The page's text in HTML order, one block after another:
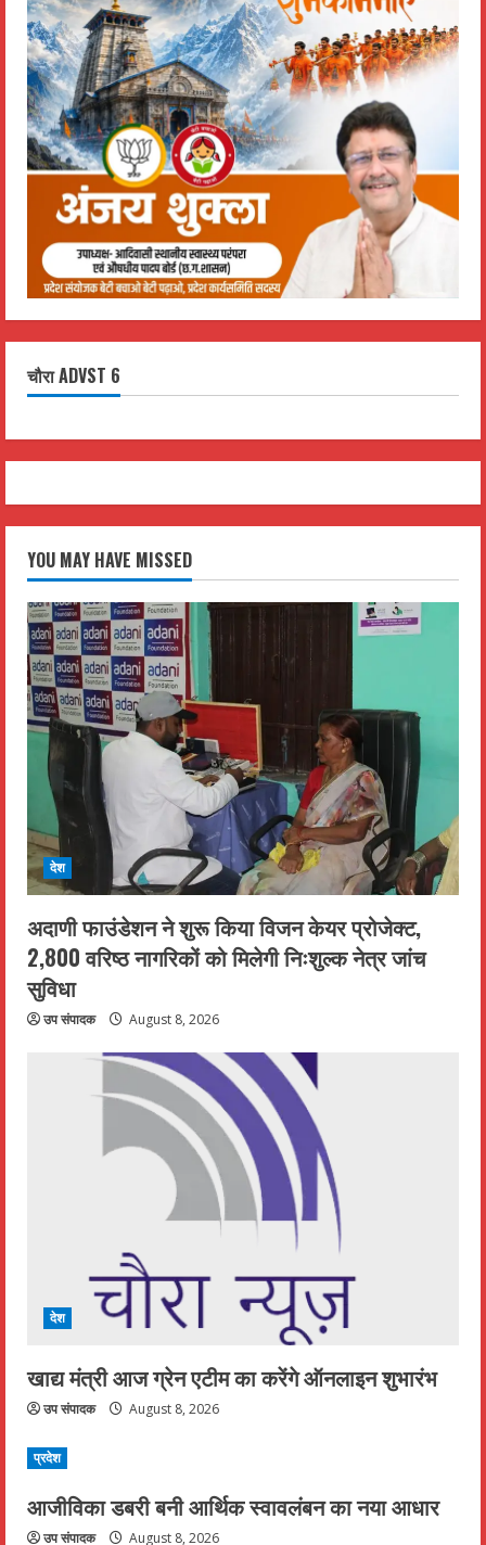
चौरा ADVST 6
YOU MAY HAVE MISSED
देश
अदाणी फाउंडेशन ने शुरू किया विजन केयर प्रोजेक्ट,
2,800 वरिष्ठ नागरिकों को मिलेगी निःशुल्क नेत्र जांच
सुविधा
उप संपादक August 8, 2026
देश
खाद्य मंत्री आज ग्रेन एटीम का करेंगे ऑनलाइन शुभारंभ
उप संपादक August 8, 2026
प्रदेश
आजीविका डबरी बनी आर्थिक स्वावलंबन का नया आधार
उप संपादक August 8, 2026